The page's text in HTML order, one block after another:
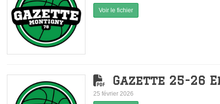
Voir le fichier
Gazette 25-26
25 février 2026